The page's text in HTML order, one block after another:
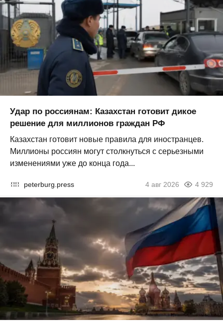
Удар по россиянам: Казахстан готовит дикое
решение для миллионов граждан РФ
Казахстан готовит новые правила для иностранцев.
Миллионы россиян могут столкнуться с серьезными
изменениями уже до конца года...
peterburg.press 4 авг 2026 4 929